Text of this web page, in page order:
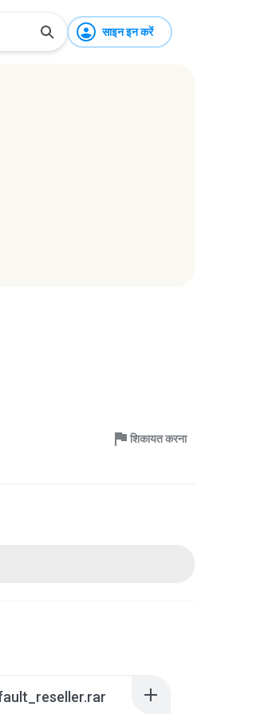
साइन इन करें
शिकायत करना